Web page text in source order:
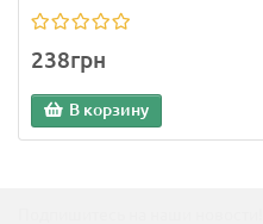
238грн
В корзину